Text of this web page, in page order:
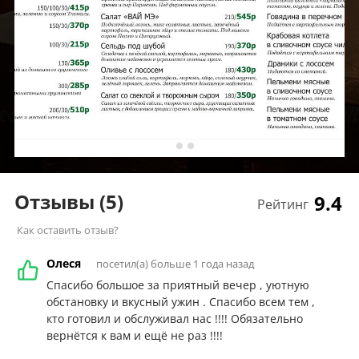
Рейтинг 9.4
Отзывы (5)
Как оставить отзыв?
Олеся посетил(а) больше 1 года назад
Спасибо большое за приятный вечер , уютную
обстановку и вкусный ужин . Спасибо всем тем ,
кто готовил и обслуживал нас !!!! Обязательно
вернётся к вам и ещё не раз !!!!